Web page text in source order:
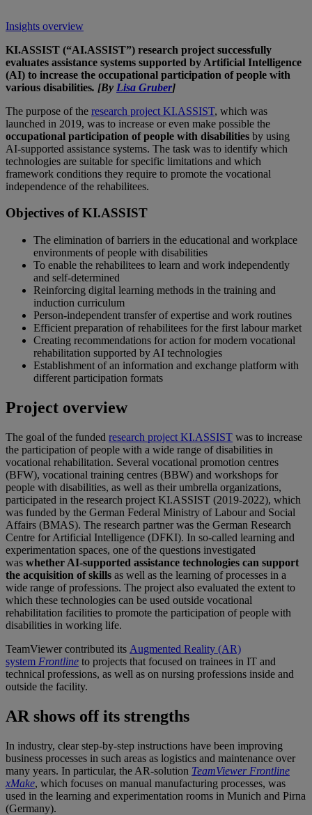
Insights overview
KI.ASSIST (“AI.ASSIST”) research project successfully
evaluates assistance systems supported by Artificial Intelligence
(AI) to increase the occupational participation of people with
various disabilities. [By Lisa Gruber]
The purpose of the research project KI.ASSIST, which was
launched in 2019, was to increase or even make possible the
occupational participation of people with disabilities by using
AI-supported assistance systems. The task was to identify which
technologies are suitable for specific limitations and which
framework conditions they require to promote the vocational
independence of the rehabilitees.
Objectives of KI.ASSIST
The elimination of barriers in the educational and workplace
environments of people with disabilities
To enable the rehabilitees to learn and work independently
and self-determined
Reinforcing digital learning methods in the training and
induction curriculum
Person-independent transfer of expertise and work routines
Efficient preparation of rehabilitees for the first labour market
Creating recommendations for action for modern vocational
rehabilitation supported by AI technologies
Establishment of an information and exchange platform with
different participation formats
Project overview
The goal of the funded research project KI.ASSIST was to increase
the participation of people with a wide range of disabilities in
vocational rehabilitation. Several vocational promotion centres
(BFW), vocational training centres (BBW) and workshops for
people with disabilities, as well as their umbrella organizations,
participated in the research project KI.ASSIST (2019-2022), which
was funded by the German Federal Ministry of Labour and Social
Affairs (BMAS). The research partner was the German Research
Centre for Artificial Intelligence (DFKI). In so-called learning and
experimentation spaces, one of the questions investigated
was whether AI-supported assistance technologies can support
the acquisition of skills as well as the learning of processes in a
wide range of professions. The project also evaluated the extent to
which these technologies can be used outside vocational
rehabilitation facilities to promote the participation of people with
disabilities in working life.
TeamViewer contributed its Augmented Reality (AR)
system Frontline to projects that focused on trainees in IT and
technical professions, as well as on nursing professions inside and
outside the facility.
AR shows off its strengths
In industry, clear step-by-step instructions have been improving
business processes in such areas as logistics and maintenance over
many years. In particular, the AR-solution TeamViewer Frontline
xMake, which focuses on manual manufacturing processes, was
used in the learning and experimentation rooms in Munich and Pirna
(Germany).